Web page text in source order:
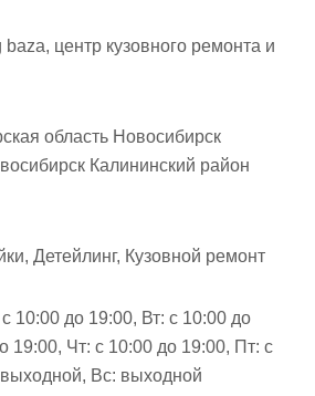
baza, центр кузовного ремонта и
область Новосибирск
Калининский район
Детейлинг, Кузовной ремонт
10:00 до 19:00, Вт: с 10:00 до
19:00, Чт: с 10:00 до 19:00, Пт: с
Вс: выходной